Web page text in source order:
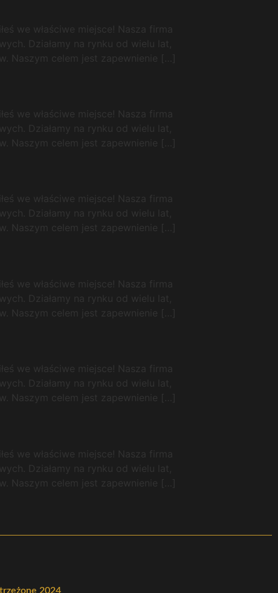
we właściwe miejsce! Nasza firma
Działamy na rynku od wielu lat,
Naszym celem jest zapewnienie […]
we właściwe miejsce! Nasza firma
Działamy na rynku od wielu lat,
Naszym celem jest zapewnienie […]
we właściwe miejsce! Nasza firma
Działamy na rynku od wielu lat,
Naszym celem jest zapewnienie […]
we właściwe miejsce! Nasza firma
Działamy na rynku od wielu lat,
Naszym celem jest zapewnienie […]
we właściwe miejsce! Nasza firma
Działamy na rynku od wielu lat,
Naszym celem jest zapewnienie […]
we właściwe miejsce! Nasza firma
Działamy na rynku od wielu lat,
Naszym celem jest zapewnienie […]
2024